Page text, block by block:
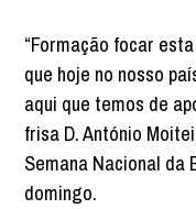
“Formação focar
que hoje no nosso
aqui que temos de
frisa D. António
Semana Nacional
domingo.